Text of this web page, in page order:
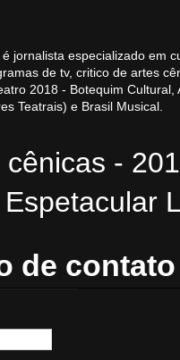
jornalista especializado em
de tv, critico de artes
2018 - Botequim Cultural,
Teatrais) e Brasil Musical.
cênicas -
Espetacular
de contato